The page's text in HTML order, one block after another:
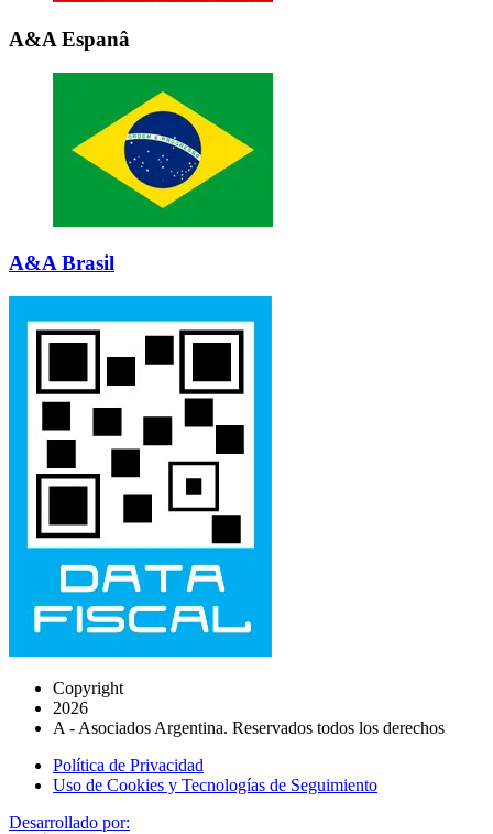
A&A Espanâ
A&A Brasil
Copyright
2026
A - Asociados Argentina. Reservados todos los derechos
Política de Privacidad
Uso de Cookies y Tecnologías de Seguimiento
Desarrollado por: